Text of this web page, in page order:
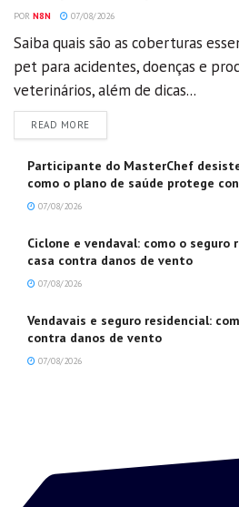
POR N8N 07/08/2026
Saiba quais são as coberturas
pet para acidentes, doenças e
veterinários, além de dicas...
READ MOREDETAILS
Participante do MasterChef
como o plano de saúde protege
07/08/2026
Ciclone e vendaval: como o
casa contra danos de vento
07/08/2026
Vendavais e seguro residencial:
contra danos de vento
07/08/2026